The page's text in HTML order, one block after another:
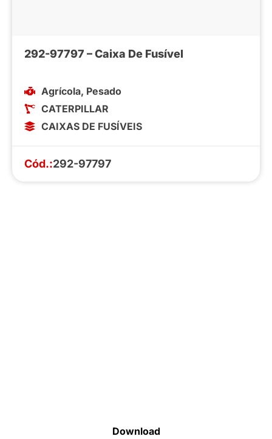
292-97797 – Caixa De Fusível
Agrícola, Pesado
CATERPILLAR
CAIXAS DE FUSÍVEIS
Cód.:292-97797
Download